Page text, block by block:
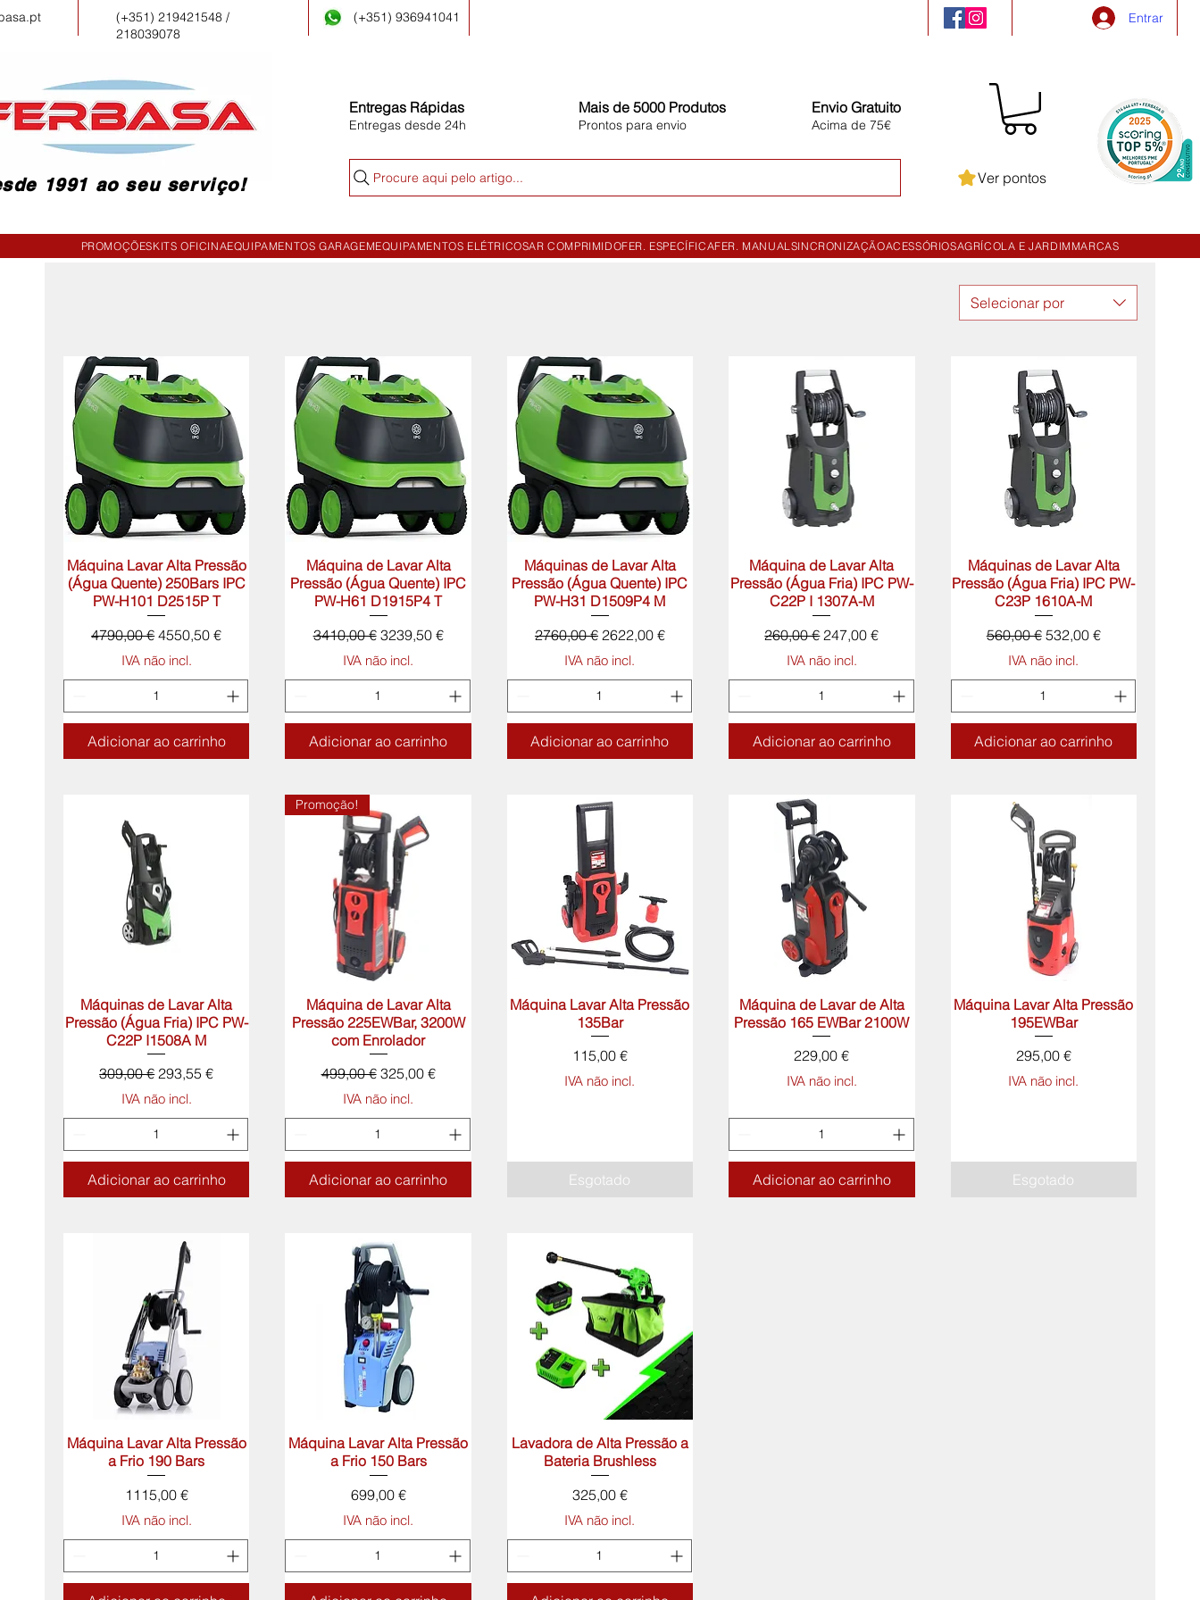
(+351) 219421548 /
218039078
(+351) 936941041 Entrar
1991 ao seu serviço!
Entregas Rápidas
Entregas desde 24h
Mais de 5000 Produtos
Prontos para envio
Envio Gratuito
Acima de 75€
Procure aqui pelo artigo... Ver pontos
PROMOÇÕESKITS OFICINAEQUIPAMENTOS GARAGEMEQUIPAMENTOS ELÉTRICOSAR COMPRIMIDOFER. ESPECÍFICAFER. MANUAL SINCRONIZAÇÃOACESSÓRIOSAGRÍCOLA E JARDIM MARCAS
Selecionar por
Visualização rápida
Máquina Lavar Alta Pressão
(Água Quente) 250Bars IPC
PW-H101 D2515P T
Preço normal
4790,00 €Preço promocional
4550,50 €
IVA não incl.
Adicionar ao carrinho
Visualização rápida
Máquina de Lavar Alta
Pressão (Água Quente) IPC
PW-H61 D1915P4 T
Preço normal
3410,00 € Preço promocional
3239,50 €
IVA não incl.
Adicionar ao carrinho
Visualização rápida
Máquinas de Lavar Alta
Pressão (Água Quente) IPC
PW-H31 D1509P4 M
Preço normal
2760,00 € Preço promocional
2622,00 €
IVA não incl.
Adicionar ao carrinho
Visualização rápida
Máquina de Lavar Alta
Pressão (Água Fria) IPC PW-
C22P I 1307A-M
Preço normal
260,00 € Preço promocional
247,00 €
IVA não incl.
Adicionar ao carrinho
Visualização rápida
Máquinas de Lavar Alta
Pressão (Água Fria) IPC PW-
C23P 1610A-M
Preço normal
560,00 € Preço promocional
532,00 €
IVA não incl.
Adicionar ao carrinho
Visualização rápida
Máquinas de Lavar Alta
Pressão (Água Fria) IPC PW-
C22P I1508A M
Preço normal
309,00 € Preço promocional
293,55 €
IVA não incl.
Adicionar ao carrinho
Visualização rápida
Promoção!
Máquina de Lavar Alta
Pressão 225EWBar, 3200W
com Enrolador
Preço normal
499,00 € Preço promocional
325,00 €
IVA não incl.
Adicionar ao carrinho
Visualização rápida
Máquina Lavar Alta Pressão
135Bar
Preço
115,00 €
IVA não incl.
Esgotado
Visualização rápida
Máquina de Lavar de Alta
Pressão 165 EWBar 2100W
Preço
229,00 €
IVA não incl.
Adicionar ao carrinho
Visualização rápida
Máquina Lavar Alta Pressão
195EWBar
Preço
295,00 €
IVA não incl.
Esgotado
Visualização rápida
Máquina Lavar Alta Pressão
a Frio 190 Bars
Preço
1115,00 €
IVA não incl.
Visualização rápida
Máquina Lavar Alta Pressão
a Frio 150 Bars
Preço
699,00 €
IVA não incl.
Visualização rápida
Lavadora de Alta Pressão a
Bateria Brushless
Preço
325,00 €
IVA não incl.